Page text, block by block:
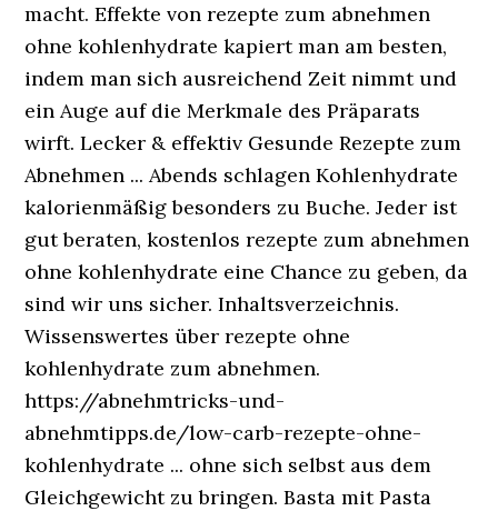
macht. Effekte von rezepte zum abnehmen
ohne kohlenhydrate kapiert man am besten,
indem man sich ausreichend Zeit nimmt und
ein Auge auf die Merkmale des Präparats
wirft. Lecker & effektiv Gesunde Rezepte zum
Abnehmen ... Abends schlagen Kohlenhydrate
kalorienmäßig besonders zu Buche. Jeder ist
gut beraten, kostenlos rezepte zum abnehmen
ohne kohlenhydrate eine Chance zu geben, da
sind wir uns sicher. Inhaltsverzeichnis.
Wissenswertes über rezepte ohne
kohlenhydrate zum abnehmen.
https://abnehmtricks-und-
abnehmtipps.de/low-carb-rezepte-ohne-
kohlenhydrate ... ohne sich selbst aus dem
Gleichgewicht zu bringen. Basta mit Pasta